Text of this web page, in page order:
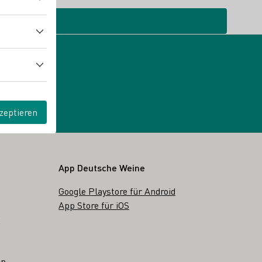
App Deutsche Weine
Google Playstore für Android
App Store für iOS